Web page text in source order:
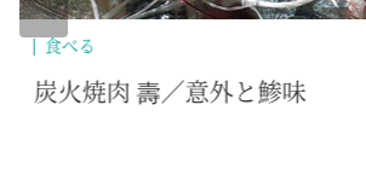
食べる
炭火焼肉 壽／熱海のシメ飯